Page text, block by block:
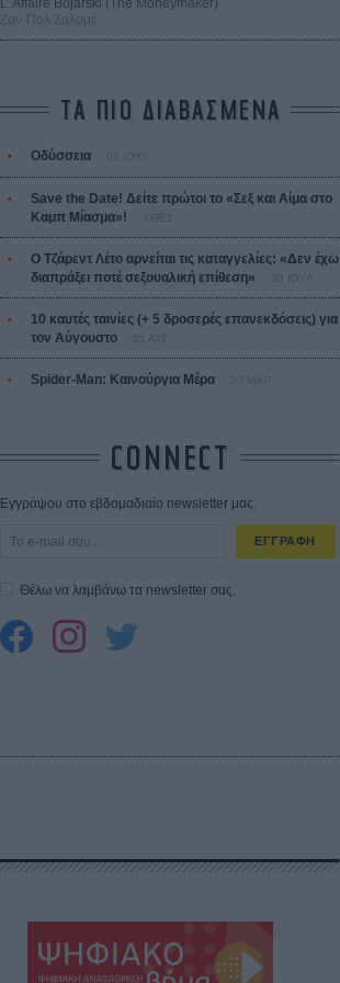
L’ Affaire Bojarski (The Moneymaker)
Ζαν-Πολ Σαλομέ
ΤΑ ΠΙΟ ΔΙΑΒΑΣΜΕΝΑ
Οδύσσεια
Save the Date! Δείτε πρώτοι το «Σεξ και Αίμα στο
Καμπ Μίασμα»!
ΧΘΕΣ
Ο Τζάρεντ Λέτο αρνείται τις καταγγελίες: «Δεν έχω
διαπράξει ποτέ σεξουαλική επίθεση»
10 καυτές ταινίες (+ 5 δροσερές επανεκδόσεις) για
τον Αύγουστο
Spider-Man: Καινούργια Μέρα 30 ΜΑΡ
CONNECT
Εγγράψου στο εβδομαδιαίο newsletter μας.
ΕΓΓΡΑΦΗ
Θέλω να λαμβάνω τα newsletter σας.